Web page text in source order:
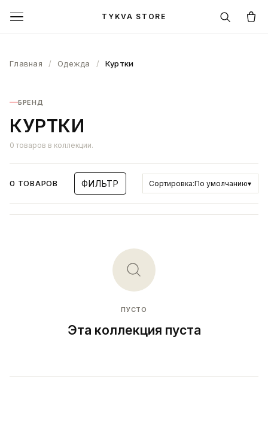
TYKVA STORE
Главная / Одежда / Куртки
БРЕНД
КУРТКИ
0 товаров в коллекции.
0 ТОВАРОВ ФИЛЬТР Сортировка:По умолчанию▾
ПУСТО
Эта коллекция пуста